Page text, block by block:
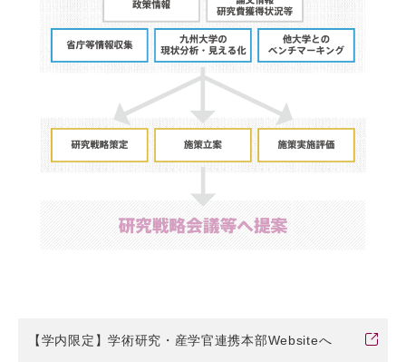
【学内限定】学術研究・産学官連携本部Websiteへ